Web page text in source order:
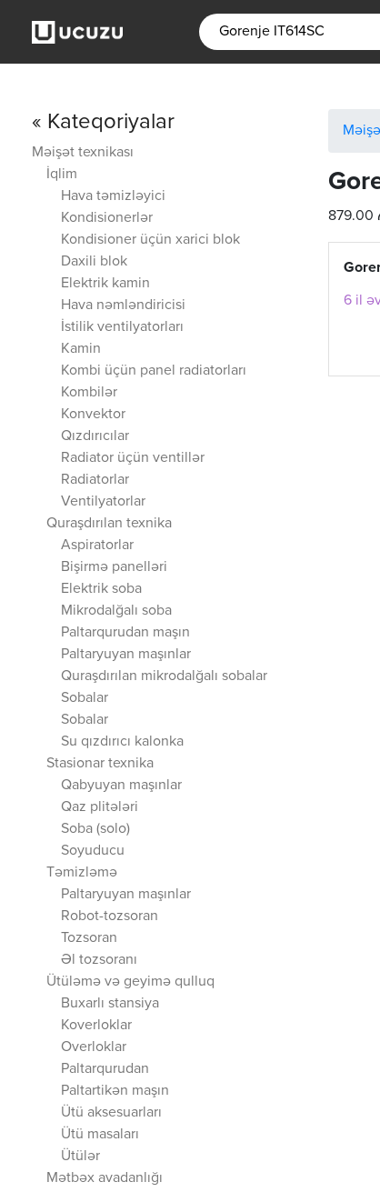
« Kateqoriyalar
Məişət texnikası
İqlim
Hava təmizləyici
Kondisionerlər
Kondisioner üçün xarici blok
Daxili blok
Elektrik kamin
Hava nəmləndiricisi
İstilik ventilyatorları
Kamin
Kombi üçün panel radiatorları
Kombilər
Konvektor
Qızdırıcılar
Radiator üçün ventillər
Radiatorlar
Ventilyatorlar
Quraşdırılan texnika
Aspiratorlar
Bişirmə panelləri
Elektrik soba
Mikrodalğalı soba
Paltarqurudan maşın
Paltaryuyan maşınlar
Quraşdırılan mikrodalğalı sobalar
Sobalar
Sobalar
Su qızdırıcı kalonka
Stasionar texnika
Qabyuyan maşınlar
Qaz plitələri
Soba (solo)
Soyuducu
Təmizləmə
Paltaryuyan maşınlar
Robot-tozsoran
Tozsoran
Əl tozsoranı
Ütüləmə və geyimə qulluq
Buxarlı stansiya
Koverloklar
Overloklar
Paltarqurudan
Paltartikən maşın
Ütü aksesuarları
Ütü masaları
Ütülər
Mətbəx avadanlığı
879.00
6 il